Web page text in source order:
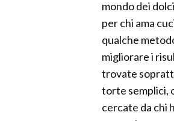
mondo dei
per chi ama
qualche
migliorare i
trovate
torte semplici,
cercate da chi